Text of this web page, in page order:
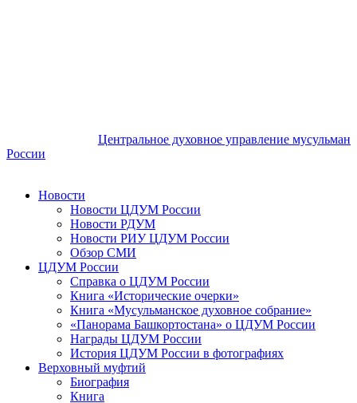
Центральное духовное управление мусульман
России
Новости
Новости ЦДУМ России
Новости РДУМ
Новости РИУ ЦДУМ России
Обзор СМИ
ЦДУМ России
Справка о ЦДУМ России
Книга «Исторические очерки»
Книга «Мусульманское духовное собрание»
«Панорама Башкортостана» о ЦДУМ России
Награды ЦДУМ России
История ЦДУМ России в фотографиях
Верховный муфтий
Биография
Книга